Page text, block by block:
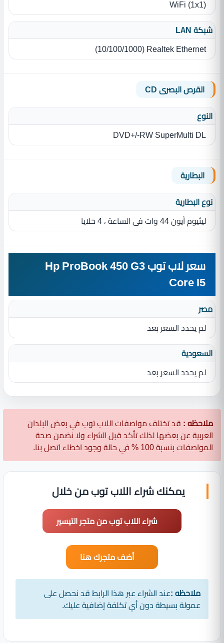
‏(‏1x1‏)‏ WiFi
شبكة LAN
Realtek Ethernet ‏(‏10/100/1000‏)‏
القرص البصرى CD
النوع
DVD+/‎-RW SuperMulti DL
البطارية
نوع البطارية‏
ليثيوم أيون 44 وات فى الساعة ، 4 خلايا
سعر لاب توب Hp ProBook 450 G3
Core I5
مصر
لم يحدد السعر بعد
السعودية
لم يحدد السعر بعد
ملاحظه : قد تختلف مواصفات اللاب توب في بعض البلدان
العربية عن بعضها لذلك تأكد قبل الشراء ولا نضمن صحة
المواصفات بنسبة 100 % في حالة وجود اخطاء اتصل بنا.
يمكنك شراء اللاب توب من خلال
شراء اللاب توب من متجر التيسير
أضف متجرك هنا
ملاحظه :عند الشراء عبر هذا الرابط قد نحصل على
عمولة بسيطة دون أي تكلفة إضافية عليك.